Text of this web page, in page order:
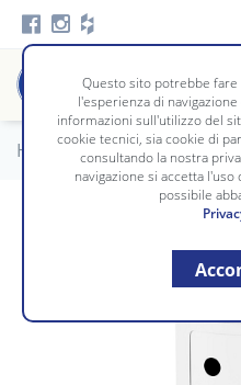
Home / Complementi /
Questo sito potrebbe
l'esperienza di
informazioni sull'utilizzo del
cookie tecnici, sia cookie di
consultando la nostra
navigazione si accetta
possibile